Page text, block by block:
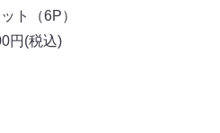
ト（6P）
円(税込)